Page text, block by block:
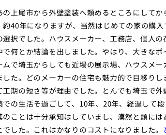
の上尾市から外壁塗装へ頼めるところにして
約40年になりますが、当然はじめての家の購
選択でした。ハウスメーカー、工務店、個人
で何とか結論を出しました。やはり、大きな
ムで埼玉からしても近場の展示場、ハウスメ
した。どのメーカーの住宅も魅力的で目移り
工期の短さ等が理由でした。とんでも埼玉で
での生活そ過ごして、10年、20年、経過して
のことは十分承知はしていまし、漠然と頭に
した。これはかなりのコストになりました。